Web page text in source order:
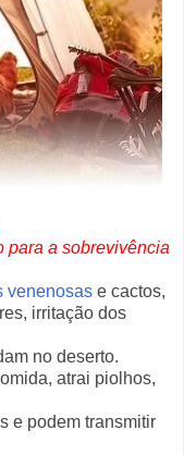
para a sobrevivência
venenosas e cactos,
irritação dos
no deserto.
atrai piolhos,
e podem transmitir